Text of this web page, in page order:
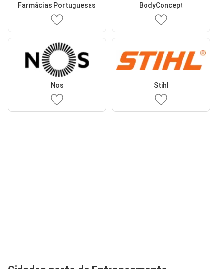
Farmácias Portuguesas BodyConcept
Nos Stihl